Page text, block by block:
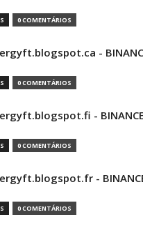
0 COMENTÁRIOS
-
0 COMENTÁRIOS
-
0 COMENTÁRIOS
-
0 COMENTÁRIOS